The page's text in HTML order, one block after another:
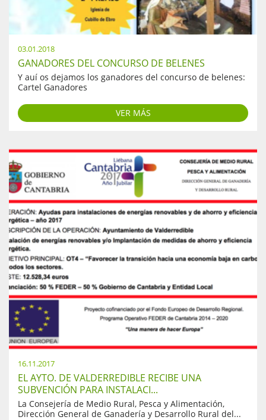
03.01.2018
GANADORES DEL CONCURSO DE BELENES
Y auí os dejamos los ganadores del concurso de belenes:
Cartel Ganadores
VER MÁS
16.11.2017
EL AYTO. DE VALDERREDIBLE RECIBE UNA
SUBVENCIÓN PARA INSTALACI...
La Consejería de Medio Rural, Pesca y Alimentación,
Dirección General de Ganadería y Desarrollo Rural del...